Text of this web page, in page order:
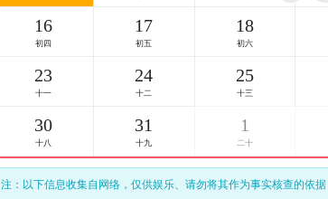
16
末伏
17
初五
18
初六
23
处暑
24
十二
25
十三
30
十八
31
十九
1
二十
注：以下信息收集自网络，仅供娱乐、请勿将其作为事实核查的依据